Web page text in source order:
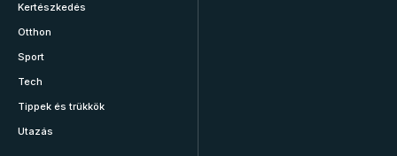
Kertészkedés
Otthon
Sport
Tech
Tippek és trükkök
Utazás